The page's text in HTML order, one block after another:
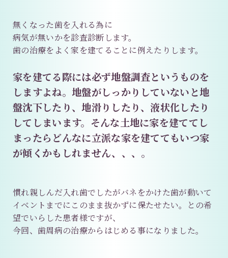
無くなった歯を入れる為に
病気が無いかを診査診断します。
歯の治療をよく家を建てることに例えたりします。
家を建てる際には必ず地盤調査というものを
しますよね。地盤がしっかりしていないと地
盤沈下したり、地滑りしたり、液状化したり
してしまいます。そんな土地に家を建ててし
まったらどんなに立派な家を建ててもいつ家
が傾くかもしれません、、、。
慣れ親しんだ入れ歯でしたがバネをかけた歯が動いて
イベントまでにこのまま抜かずに保たせたい。との希
望でいらした患者様ですが、
今回、歯周病の治療からはじめる事になりました。